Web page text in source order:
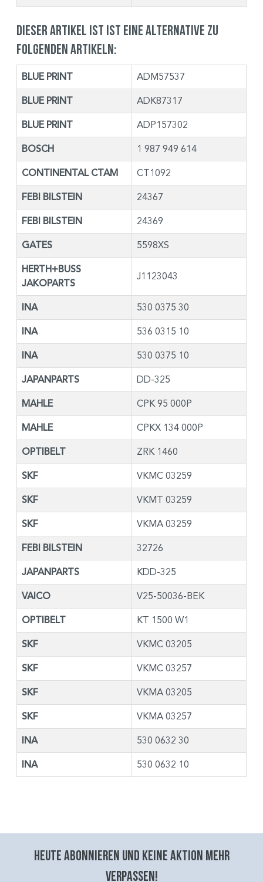
Dieser Artikel ist ist eine Alternative zu
folgenden Artikeln:
BLUE PRINT ADM57537
BLUE PRINT ADK87317
BLUE PRINT ADP157302
BOSCH 1 987 949 614
CONTINENTAL CTAM CT1092
FEBI BILSTEIN 24367
FEBI BILSTEIN 24369
GATES 5598XS
HERTH+BUSS
JAKOPARTS
J1123043
INA 530 0375 30
INA 536 0315 10
INA 530 0375 10
JAPANPARTS DD-325
MAHLE CPK 95 000P
MAHLE CPKX 134 000P
OPTIBELT ZRK 1460
SKF VKMC 03259
SKF VKMT 03259
SKF VKMA 03259
FEBI BILSTEIN 32726
JAPANPARTS KDD-325
VAICO V25-50036-BEK
OPTIBELT KT 1500 W1
SKF VKMC 03205
SKF VKMC 03257
SKF VKMA 03205
SKF VKMA 03257
INA 530 0632 30
INA 530 0632 10
Heute abonnieren und keine aktion mehr
verpassen!